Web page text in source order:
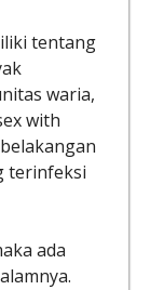
tentang
waria,
with
terinfeksi
ada